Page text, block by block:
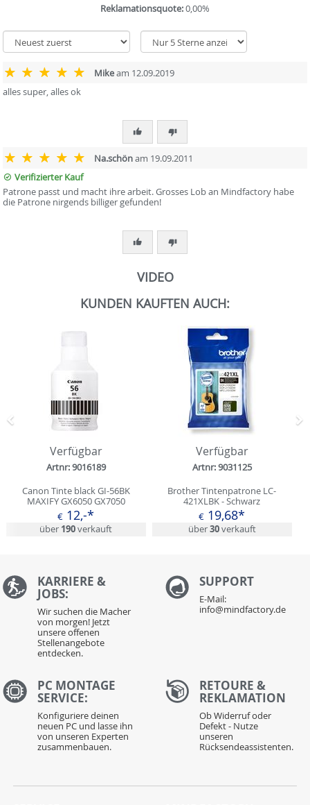
Reklamationsquote:0,00%
Mikeam 12.09.2019
alles super, alles ok
Na.schönam 19.09.2011
Verifizierter Kauf
Patrone passt und macht ihre arbeit. Grosses Lob an Mindfactory habe
die Patrone nirgends billiger gefunden!
VIDEO
KUNDEN KAUFTEN AUCH:
Verfügbar
Artnr: 9016189
Canon Tinte black GI-56BK
MAXIFY GX6050 GX7050
€ 12,-*
über 190verkauft
Verfügbar
Artnr: 9031125
Brother Tintenpatrone LC-
421XLBK - Schwarz
€ 19,68*
über30verkauft
Zurück
KARRIERE &
JOBS:
Wir suchen die Macher
von morgen! Jetzt
unsere offenen
Stellenangebote
entdecken.
SUPPORT
E-Mail:
info@mindfactory.de
PC MONTAGE
SERVICE:
Konfiguriere deinen
neuen PC und lasse ihn
von unseren Experten
zusammenbauen.
RETOURE &
REKLAMATION
Ob Widerruf oder
Defekt - Nutze
unseren
Rücksendeassistenten.